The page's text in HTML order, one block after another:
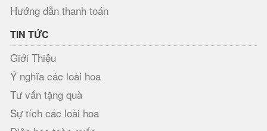
Hướng dẫn thanh toán
TIN TỨC
Giới Thiệu
Ý nghĩa các loài hoa
Tư vấn tặng quà
Sự tích các loài hoa